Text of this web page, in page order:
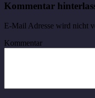
Kommentar
E-Mail Adresse wird nicht
Kommentar